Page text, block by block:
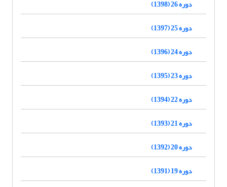
دوره 26 (1398)
دوره 25 (1397)
دوره 24 (1396)
دوره 23 (1395)
دوره 22 (1394)
دوره 21 (1393)
دوره 20 (1392)
دوره 19 (1391)